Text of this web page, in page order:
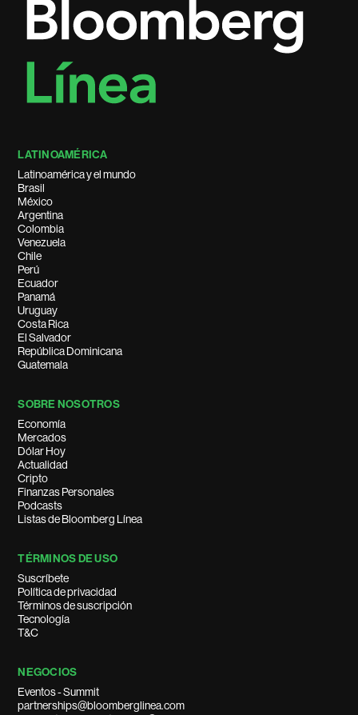
LATINOAMÉRICA
Latinoamérica y el mundo
Brasil
México
Argentina
Colombia
Venezuela
Chile
Perú
Ecuador
Panamá
Uruguay
Costa Rica
El Salvador
República Dominicana
Guatemala
SOBRE NOSOTROS
Economía
Mercados
Dólar Hoy
Actualidad
Cripto
Finanzas Personales
Podcasts
Listas de Bloomberg Línea
TÉRMINOS DE USO
Suscríbete
Política de privacidad
Términos de suscripción
Tecnología
T&C
NEGOCIOS
Eventos - Summit
partnerships@bloomberglinea.com